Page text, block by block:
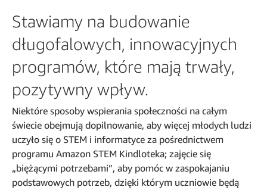
Stawiamy na budowanie
długofalowych, innowacyjnych
programów, które mają trwały,
pozytywny wpływ.
Niektóre sposoby wspierania społeczności na całym
świecie obejmują dopilnowanie, aby więcej młodych ludzi
uczyło się o STEM i informatyce za pośrednictwem
programu Amazon STEM Kindloteka; zajęcie się
„biężącymi potrzebami”, aby pomóc w zaspokajaniu
podstawowych potrzeb, dzięki którym uczniowie będą